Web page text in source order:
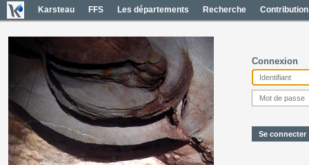
Karsteau FFS Les départements Recherche Contribution
Connexion